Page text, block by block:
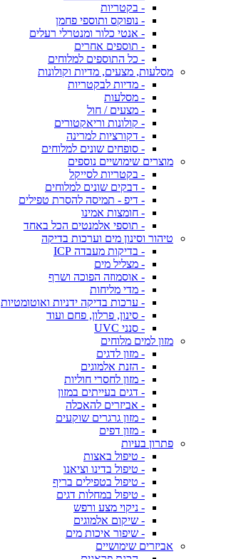
- בקטריות
- נופוקס ותוספי פחמן
- אנטי כלור ומנטרלי רעלים
- תוספים אחרים
- כל התוספים למלוחים
מסלעות, מצעים, מדיות וקולונות
- מדיות לבקטריות
- מסלעות
- מצעים / חול
- קולונות וריאקטורים
- דקורציות למרינה
- סופחים שונים למלוחים
מוצרים שימושיים נוספים
- בקטריות לסייקל
- דבקים שונים למלוחים
- דיפ - תמיסה להסרת טפילים
- חומצות אמינו
- תוספי אלמנטים הכל באחד
טיהור וסינון מים וערכות בדיקה
- בדיקות מעבדה ICP
- מצליל מים
- אוסמוזה הפוכה ושרף
- מדי מליחות
- ערכות בדיקה ידניות ואוטומטיות
- סינון, פרלון, פחם ועוד
- סנני UVC
מזון למים מלוחים
- מזון לדגים
- הזנת אלמוגים
- מזון לחסרי חוליות
- דגים בעייתים במזון
- אביזרים להאכלה
- מזון גרגרים שוקעים
- מזון דפים
פתרון בעיות
- טיפול באצות
- טיפול בדינו וציאנו
- טיפול בטפילים בריף
- טיפול במחלות דגים
- ניקוי מצע ורפש
- שיקום אלמוגים
- שיפור איכות מים
אביזרים שימושיים